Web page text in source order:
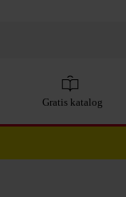
Gratis katalog